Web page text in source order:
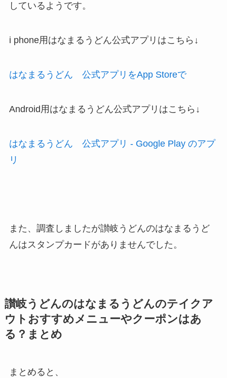
しているようです。
i phone用はなまるうどん公式アプリはこちら↓
はなまるうどん 公式アプリをApp Storeで
Android用はなまるうどん公式アプリはこちら↓
はなまるうどん 公式アプリ - Google Play のアプ
リ
また、調査しましたが讃岐うどんのはなまるうど
んはスタンプカードがありませんでした。
讃岐うどんのはなまるうどんのテイクア
ウトおすすめメニューやクーポンはあ
る？まとめ
まとめると、